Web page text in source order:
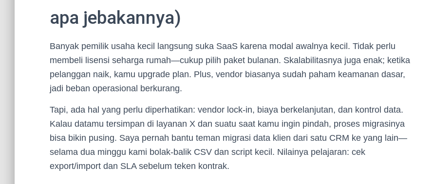
apa jebakannya)
Banyak pemilik usaha kecil langsung suka SaaS karena modal awalnya kecil. Tidak perlu
membeli lisensi seharga rumah—cukup pilih paket bulanan. Skalabilitasnya juga enak; ketika
pelanggan naik, kamu upgrade plan. Plus, vendor biasanya sudah paham keamanan dasar,
jadi beban operasional berkurang.
Tapi, ada hal yang perlu diperhatikan: vendor lock-in, biaya berkelanjutan, dan kontrol data.
Kalau datamu tersimpan di layanan X dan suatu saat kamu ingin pindah, proses migrasinya
bisa bikin pusing. Saya pernah bantu teman migrasi data klien dari satu CRM ke yang lain—
selama dua minggu kami bolak-balik CSV dan script kecil. Nilainya pelajaran: cek
export/import dan SLA sebelum teken kontrak.